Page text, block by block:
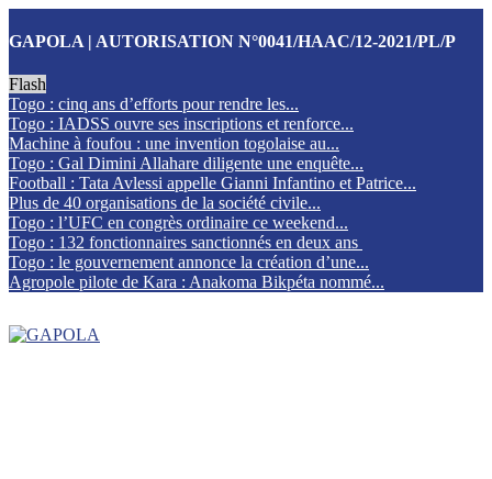
GAPOLA | AUTORISATION N°0041/HAAC/12-2021/PL/P
Flash
Togo : cinq ans d’efforts pour rendre les...
Togo : IADSS ouvre ses inscriptions et renforce...
Machine à foufou : une invention togolaise au...
Togo : Gal Dimini Allahare diligente une enquête...
Football : Tata Avlessi appelle Gianni Infantino et Patrice...
Plus de 40 organisations de la société civile...
Togo : l’UFC en congrès ordinaire ce weekend...
Togo : 132 fonctionnaires sanctionnés en deux ans
Togo : le gouvernement annonce la création d’une...
Agropole pilote de Kara : Anakoma Bikpéta nommé...